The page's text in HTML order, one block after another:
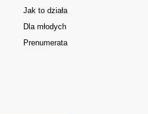
Jak to działa
Dla młodych
Prenumerata